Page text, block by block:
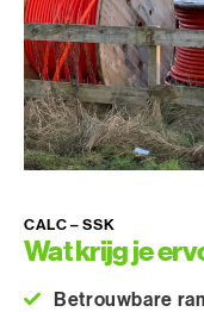
CALC – SSK
Wat krijg je
Betrouwbare